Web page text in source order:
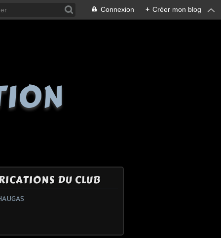
Connexion + Créer mon blog
DU CLUB